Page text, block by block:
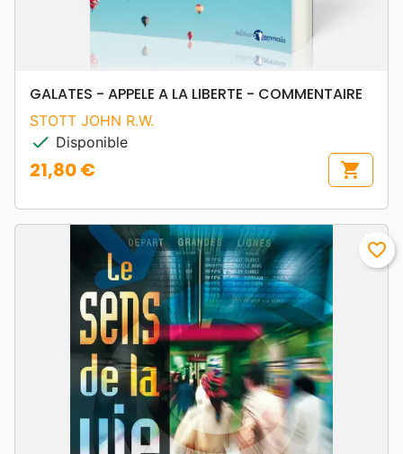
GALATES - APPELE A LA LIBERTE - COMMENTAIRE
STOTT JOHN R.W.
check Disponible
Prix
21,80 € shopping_cart
favorite_border